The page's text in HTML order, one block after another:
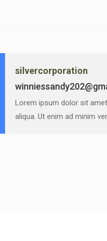
silvercorporation
Lorem ipsum dolor sit
aliqua. Ut enim ad minim